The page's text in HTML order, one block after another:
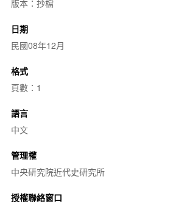
版本：抄檔
日期
民國08年12月
格式
頁數：1
語言
中文
管理權
中央研究院近代史研究所
授權聯絡窗口